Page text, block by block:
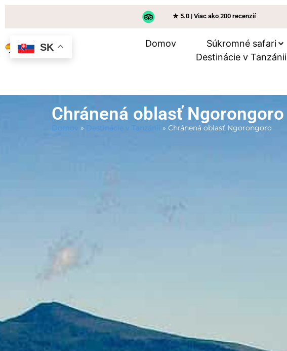
★ 5.0 | Viac ako 200 recenzií
Domov Súkromné ​​safari
Destinácie v Tanzánii
Chránená oblasť Ngorongoro
Domov » Destinácie v Tanzánii » Chránená oblasť Ngorongoro
SK